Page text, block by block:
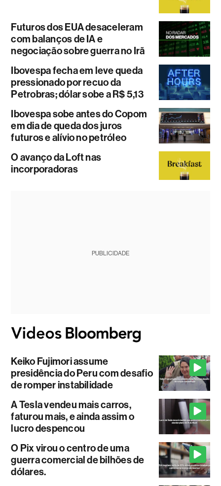
Futuros dos EUA desaceleram
com balanços de IA e
negociação sobre guerra no Irã
Ibovespa fecha em leve queda
pressionado por recuo da
Petrobras; dólar sobe a R$ 5,13
Ibovespa sobe antes do Copom
em dia de queda dos juros
futuros e alívio no petróleo
O avanço da Loft nas
incorporadoras
PUBLICIDADE
Keiko Fujimori assume
presidência do Peru com desafio
de romper instabilidade
A Tesla vendeu mais carros,
faturou mais, e ainda assim o
lucro despencou
O Pix virou o centro de uma
guerra comercial de bilhões de
dólares.